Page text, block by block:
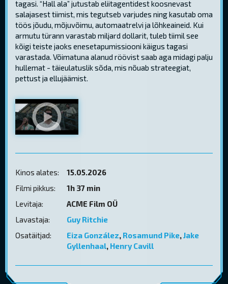
tagasi. “Hall ala” jutustab eliitagentidest koosnevast
salajasest tiimist, mis tegutseb varjudes ning kasutab oma
töös jõudu, mõjuvõimu, automaatrelvi ja lõhkeaineid. Kui
armutu türann varastab miljard dollarit, tuleb tiimil see
kõigi teiste jaoks enesetapumissiooni käigus tagasi
varastada. Võimatuna alanud röövist saab aga midagi palju
hullemat - täieulatuslik sõda, mis nõuab strateegiat,
pettust ja ellujäämist.
Kinos alates:
15.05.2026
Filmi pikkus:
1h 37 min
Levitaja:
ACME Film OÜ
Lavastaja:
Guy Ritchie
Osatäitjad:
Eiza González, Rosamund Pike,Jake
Gyllenhaal, Henry Cavill